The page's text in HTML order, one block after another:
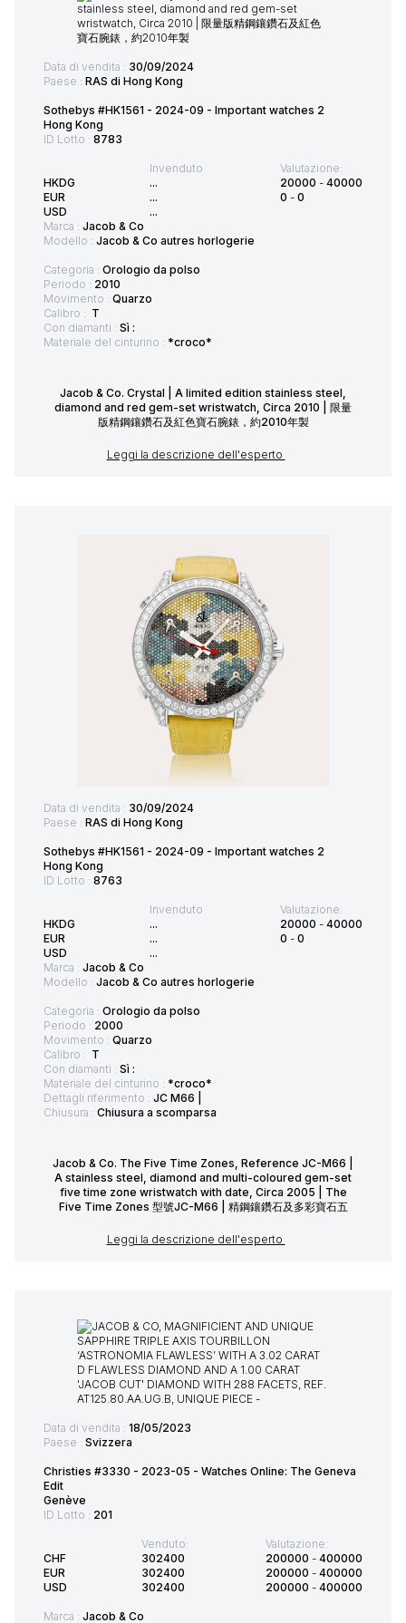
Data di vendita : 30/09/2024
Paese : RAS di Hong Kong
Sothebys #HK1561 - 2024-09 - Important watches 2
Hong Kong
ID Lotto : 8783
HKDG
EUR
USD
Invenduto
...
...
...
Valutazione:
20000 - 40000
0 - 0
Marca : Jacob & Co
Modello : Jacob & Co autres horlogerie
Categoria : Orologio da polso
Periodo : 2010
Movimento : Quarzo
Calibro : T
Con diamanti : Sì :
Materiale del cinturino : *croco*
Jacob & Co. Crystal | A limited edition stainless steel,
diamond and red gem-set wristwatch, Circa 2010 | 限量
版精鋼鑲鑽石及紅色寶石腕錶，約2010年製
Leggi la descrizione dell'esperto
Data di vendita : 30/09/2024
Paese : RAS di Hong Kong
Sothebys #HK1561 - 2024-09 - Important watches 2
Hong Kong
ID Lotto : 8763
HKDG
EUR
USD
Invenduto
...
...
...
Valutazione:
20000 - 40000
0 - 0
Marca : Jacob & Co
Modello : Jacob & Co autres horlogerie
Categoria : Orologio da polso
Periodo : 2000
Movimento : Quarzo
Calibro : T
Con diamanti : Sì :
Materiale del cinturino : *croco*
Dettagli riferimento : JC M66 |
Chiusura : Chiusura a scomparsa
Jacob & Co. The Five Time Zones, Reference JC-M66 |
A stainless steel, diamond and multi-coloured gem-set
five time zone wristwatch with date, Circa 2005 | The
Five Time Zones 型號JC-M66 | 精鋼鑲鑽石及多彩寶石五
Leggi la descrizione dell'esperto
Data di vendita : 18/05/2023
Paese : Svizzera
Christies #3330 - 2023-05 - Watches Online: The Geneva
Edit
Genève
ID Lotto : 201
CHF
EUR
USD
Venduto:
302400
302400
302400
Valutazione:
200000 - 400000
200000 - 400000
200000 - 400000
Marca : Jacob & Co